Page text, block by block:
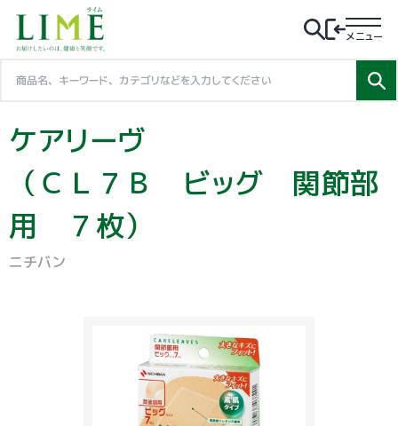
メニュー
ケアリーヴ
（ＣＬ７Ｂ ビッグ 関節部
用 ７枚）
ニチバン